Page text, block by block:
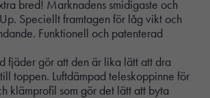
bred! Marknadens smidigaste och
Speciellt framtagen för låg vikt och
Funktionell och patenterad
fjäder gör att den är lika lätt att dra
toppen. Luftdämpad teleskoppinne för
klämprofil som gör det lätt att byta